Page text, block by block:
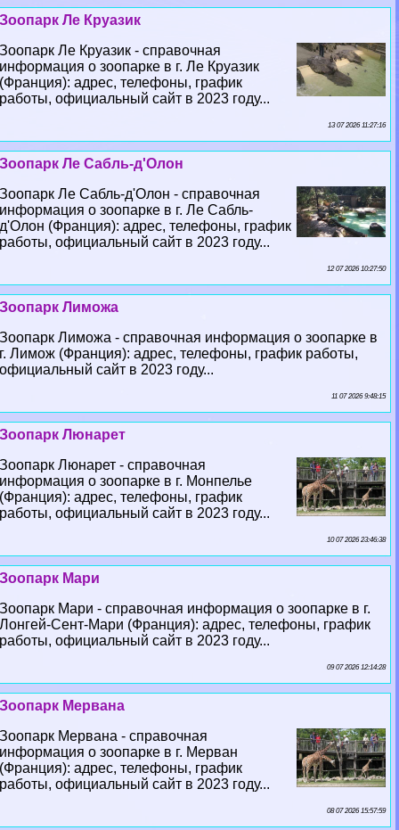
Зоопарк Ле Круазик
Зоопарк Ле Круазик - справочная
информация о зоопарке в г. Ле Круазик
(Франция): адрес, телефоны, график
работы, официальный сайт в 2023 году...
13 07 2026 11:27:16
Зоопарк Ле Сабль-д'Олон
Зоопарк Ле Сабль-д'Олон - справочная
информация о зоопарке в г. Ле Сабль-
д'Олон (Франция): адрес, телефоны, график
работы, официальный сайт в 2023 году...
12 07 2026 10:27:50
Зоопарк Лиможа
Зоопарк Лиможа - справочная информация о зоопарке в
г. Лимож (Франция): адрес, телефоны, график работы,
официальный сайт в 2023 году...
11 07 2026 9:48:15
Зоопарк Люнарет
Зоопарк Люнарет - справочная
информация о зоопарке в г. Монпелье
(Франция): адрес, телефоны, график
работы, официальный сайт в 2023 году...
10 07 2026 23:46:38
Зоопарк Мари
Зоопарк Мари - справочная информация о зоопарке в г.
Лонгeй-Сент-Мари (Франция): адрес, телефоны, график
работы, официальный сайт в 2023 году...
09 07 2026 12:14:28
Зоопарк Мервана
Зоопарк Мервана - справочная
информация о зоопарке в г. Мерван
(Франция): адрес, телефоны, график
работы, официальный сайт в 2023 году...
08 07 2026 15:57:59